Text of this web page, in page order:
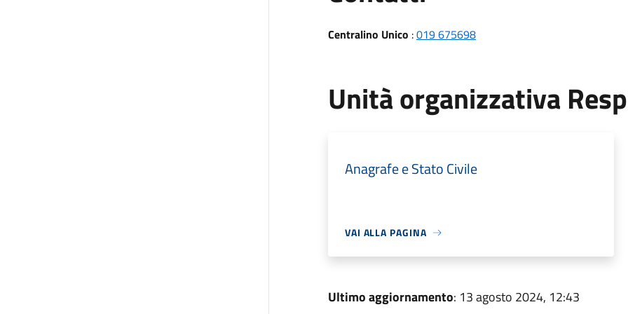
Centralino Unico :019 675698
Unità organizzativa
Anagrafe e Stato Civile
VAI ALLA PAGINA
Ultimo aggiornamento: 13 agosto 2024, 12:43